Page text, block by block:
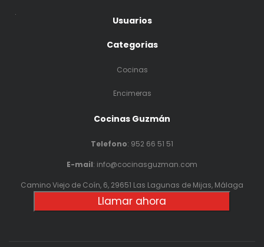
.
Usuarios
Categorias
Cocinas
Encimeras
Cocinas Guzmán
Telefono: 952 66 51 51
E-mail: info@cocinasguzman.com
Camino Viejo de Coín, 6, 29651 Las Lagunas de Mijas, Málaga
Llamar ahora